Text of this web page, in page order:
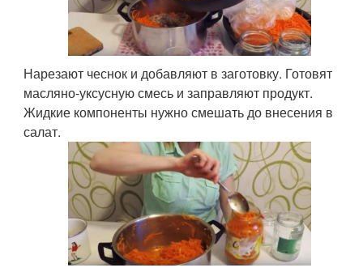
Нарезают чеснок и добавляют в заготовку. Готовят
масляно-уксусную смесь и заправляют продукт.
Жидкие компоненты нужно смешать до внесения в
салат.